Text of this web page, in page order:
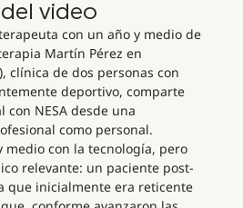
video
con un año y medio de
Martín Pérez en
clínica de dos personas con
deportivo, comparte
NESA desde una
como personal.
medio con la tecnología, pero
relevante: un paciente post-
que inicialmente era reticente